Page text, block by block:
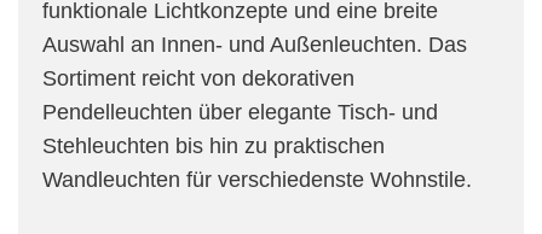
funktionale Lichtkonzepte und eine breite
Auswahl an Innen- und Außenleuchten. Das
Sortiment reicht von dekorativen
Pendelleuchten über elegante Tisch- und
Stehleuchten bis hin zu praktischen
Wandleuchten für verschiedenste Wohnstile.